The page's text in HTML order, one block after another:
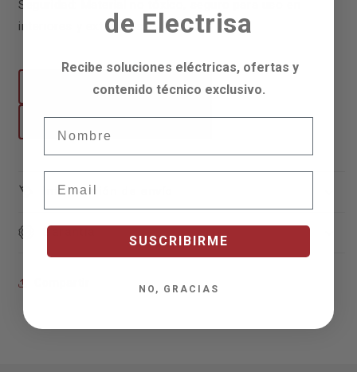
Seguridad: Material no tóxico, seguro para uso en
interiores y exteriores.
Descargar Ficha Técnica
Descargar Ficha Técnica
Información de envío
Garantía
de Electrisa
Recibe soluciones eléctricas, ofertas y
contenido técnico exclusivo.
SUSCRIBIRME
NO, GRACIAS